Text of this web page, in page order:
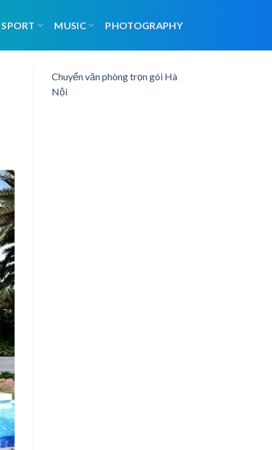
SPORT MUSIC PHOTOGRAPHY
Chuyển văn phòng trọn gói Hà
Nội